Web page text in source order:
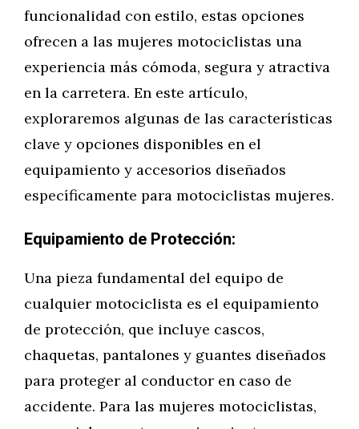
funcionalidad con estilo, estas opciones
ofrecen a las mujeres motociclistas una
experiencia más cómoda, segura y atractiva
en la carretera. En este artículo,
exploraremos algunas de las características
clave y opciones disponibles en el
equipamiento y accesorios diseñados
específicamente para motociclistas mujeres.
Equipamiento de Protección:
Una pieza fundamental del equipo de
cualquier motociclista es el equipamiento
de protección, que incluye cascos,
chaquetas, pantalones y guantes diseñados
para proteger al conductor en caso de
accidente. Para las mujeres motociclistas,